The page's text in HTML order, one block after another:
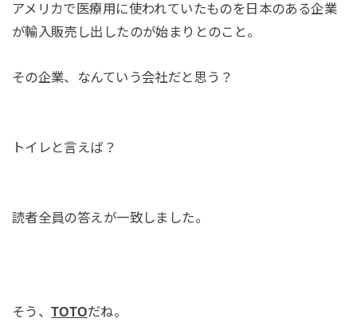
アメリカで医療用に使われていたものを日本のある企業
が輸入販売し出したのが始まりとのこと。
その企業、なんていう会社だと思う？
トイレと言えば？
読者全員の答えが一致しました。
そう、TOTOだね。